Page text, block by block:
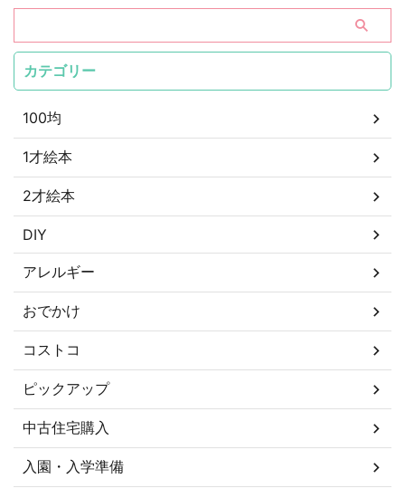
カテゴリー
100均
1才絵本
2才絵本
DIY
アレルギー
おでかけ
コストコ
ピックアップ
中古住宅購入
入園・入学準備